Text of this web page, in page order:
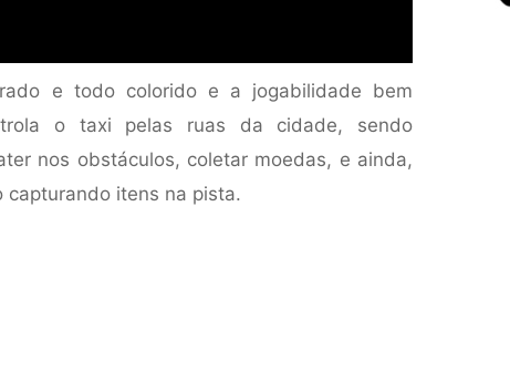
e todo colorido e a jogabilidade bem
o taxi pelas ruas da cidade, sendo
nos obstáculos, coletar moedas, e ainda,
capturando itens na pista.